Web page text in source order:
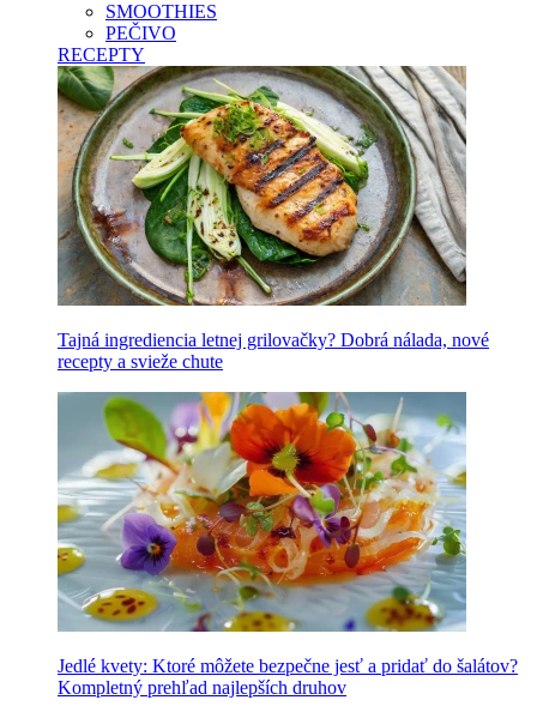
SMOOTHIES
PEČIVO
RECEPTY
Tajná ingrediencia letnej grilovačky? Dobrá nálada, nové
recepty a svieže chute
Jedlé kvety: Ktoré môžete bezpečne jesť a pridať do šalátov?
Kompletný prehľad najlepších druhov